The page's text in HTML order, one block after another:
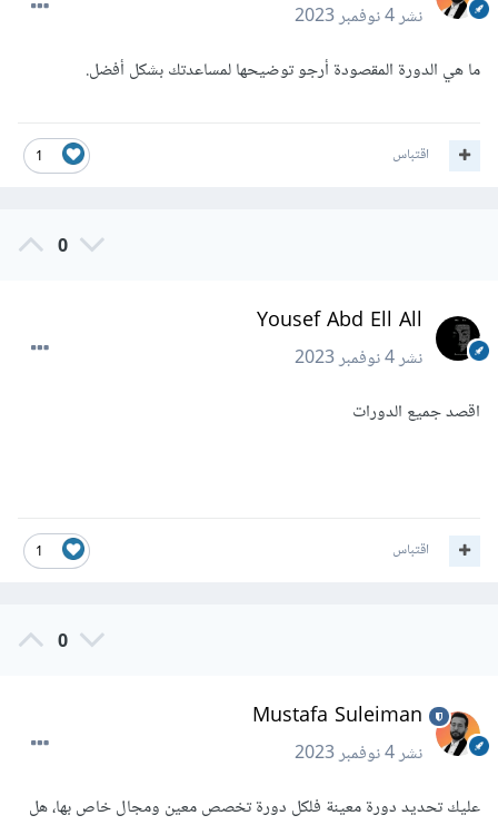
نشر4 نوفمبر 2023
ما هي الدورة المقصودة أرجو توضيحها لمساعدتك بشكل أفضل.
1 اقتباس
0
Yousef Abd Ell All
نشر4 نوفمبر 2023
اقصد جميع الدورات
1 اقتباس
0
Mustafa Suleiman
نشر4 نوفمبر 2023
عليك تحديد دورة معينة فلكل دورة تخصص معين ومجال خاص بها، هل